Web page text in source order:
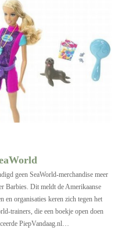
geen SeaWorld-merchandise meer
Barbies. Dit meldt de Amerikaanse
en organisaties keren zich tegen het
trainers, die een boekje open doen
PiepVandaag.nl…